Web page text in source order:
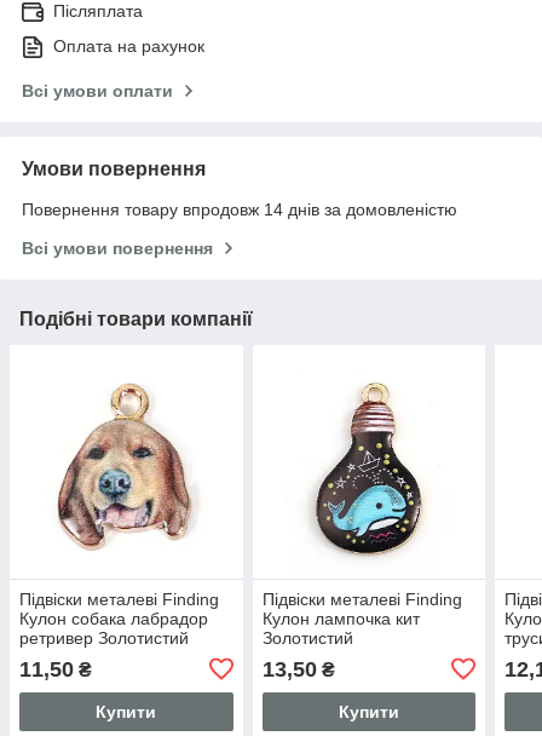
Післяплата
Оплата на рахунок
Всі умови оплати
Умови повернення
Повернення товару впродовж 14 днів за домовленістю
Всі умови повернення
Подібні товари компанії
Підвіски металеві Finding
Кулон собака лабрадор
ретривер Золотистий
коричнева емаль 18 мм x
14 мм
11,50 ₴
Купити
Підвіски металеві Finding
Кулон лампочка кит
Золотистий
різнокольорова емаль 28
мм x 17 мм
13,50₴
Купити
x